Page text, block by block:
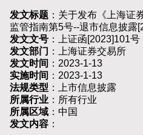
发文标题 ：关于发布《上海证
监管指南第5号--退市信息披露
发文文号 ：上证函[2023]101号
发文部门 ：上海证券交易所
发文时间 ：2023-1-13
实施时间 ：2023-1-13
法规类型 ：上市信息披露
所属行业 ：所有行业
所属区域 ：中国
发文内容 ：